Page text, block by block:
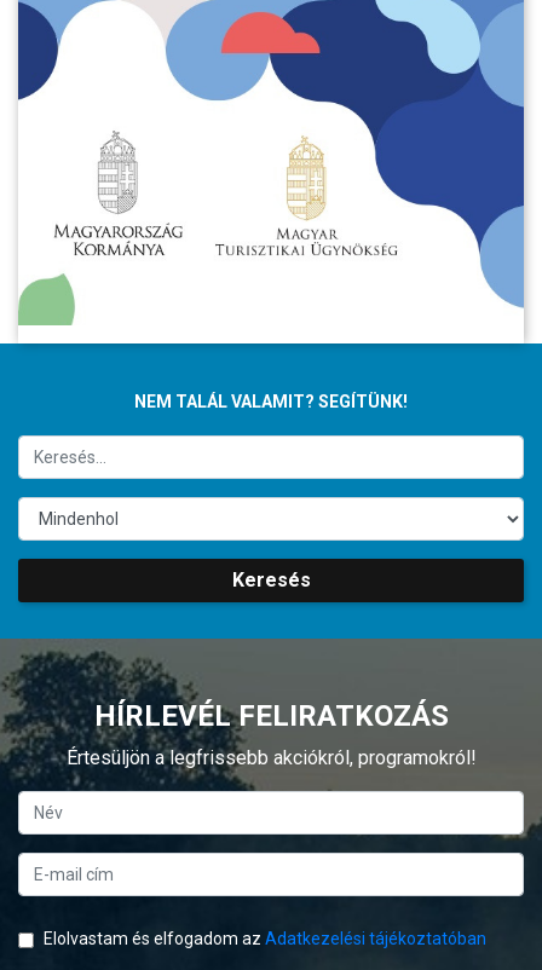
NEM TALÁL VALAMIT? SEGÍTÜNK!
Keresés
HÍRLEVÉL FELIRATKOZÁS
Értesüljön a legfrissebb akciókról, programokról!
Elolvastam és elfogadom az Adatkezelési tájékoztatóban